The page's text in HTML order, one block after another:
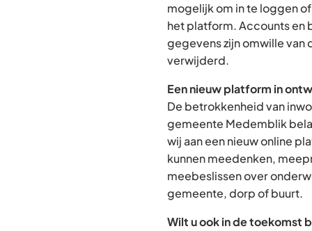
mogelijk om in te loggen
het platform. Accounts en
gegevens zijn omwille van
verwijderd.
Een nieuw platform in
De betrokkenheid van
gemeente Medemblik
wij aan een nieuw online
kunnen meedenken,
meebeslissen over
gemeente, dorp of buurt.
Wilt u ook in de toekomst